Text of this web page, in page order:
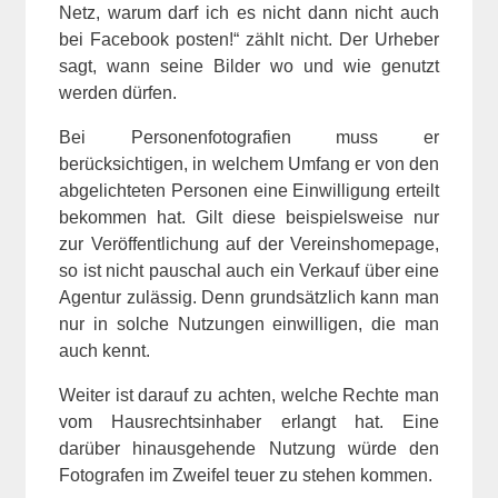
Netz, warum darf ich es nicht dann nicht auch
bei Facebook posten!“ zählt nicht. Der Urheber
sagt, wann seine Bilder wo und wie genutzt
werden dürfen.
Bei Personenfotografien muss er
berücksichtigen, in welchem Umfang er von den
abgelichteten Personen eine Einwilligung erteilt
bekommen hat. Gilt diese beispielsweise nur
zur Veröffentlichung auf der Vereinshomepage,
so ist nicht pauschal auch ein Verkauf über eine
Agentur zulässig. Denn grundsätzlich kann man
nur in solche Nutzungen einwilligen, die man
auch kennt.
Weiter ist darauf zu achten, welche Rechte man
vom Hausrechtsinhaber erlangt hat. Eine
darüber hinausgehende Nutzung würde den
Fotografen im Zweifel teuer zu stehen kommen.